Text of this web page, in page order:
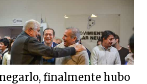
finalmente hubo